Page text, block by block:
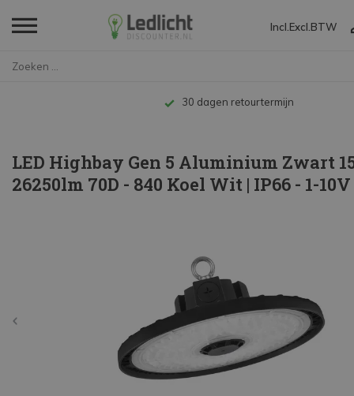
Incl. Excl. BTW
Tot 10 jaar garantie
LED Highbay Gen 5 Aluminium Zwart
26250lm 70D - 840 Koel Wit | IP66 - 1-